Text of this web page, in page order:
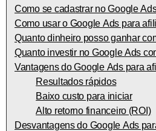
Como se cadastrar no Google
Como usar o Google Ads para
Quanto dinheiro posso ganhar
Quanto investir no Google Ads
Vantagens do Google Ads para
Resultados rápidos
Baixo custo para iniciar
Alto retorno financeiro (ROI)
Desvantagens do Google Ads